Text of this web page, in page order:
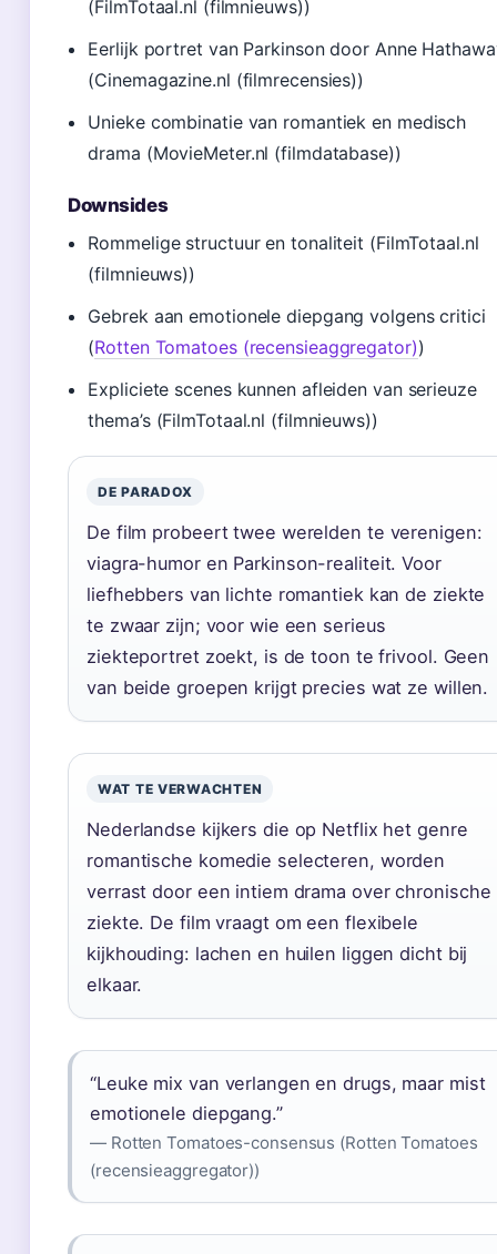
(FilmTotaal.nl (filmnieuws))
Eerlijk portret van Parkinson door Anne
(Cinemagazine.nl (filmrecensies))
Unieke combinatie van romantiek en medisch
drama (MovieMeter.nl (filmdatabase))
Downsides
Rommelige structuur en tonaliteit (FilmTotaal.nl
(filmnieuws))
Gebrek aan emotionele diepgang volgens critici
(Rotten Tomatoes (recensieaggregator))
Expliciete scenes kunnen afleiden van serieuze
thema’s (FilmTotaal.nl (filmnieuws))
DE PARADOX
De film probeert twee werelden te verenigen:
viagra-humor en Parkinson-realiteit. Voor
liefhebbers van lichte romantiek kan de ziekte
te zwaar zijn; voor wie een serieus
ziekteportret zoekt, is de toon te frivool. Geen
van beide groepen krijgt precies wat ze willen.
WAT TE VERWACHTEN
Nederlandse kijkers die op Netflix het genre
romantische komedie selecteren, worden
verrast door een intiem drama over chronische
ziekte. De film vraagt om een flexibele
kijkhouding: lachen en huilen liggen dicht bij
elkaar.
“Leuke mix van verlangen en drugs, maar mist
emotionele diepgang.”
— Rotten Tomatoes-consensus (Rotten Tomatoes
(recensieaggregator))